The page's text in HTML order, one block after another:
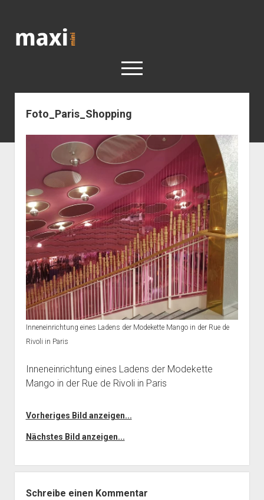
open
< work
Berlin
Reisen
Kunst
Geschichte
open
dropdown
menu
Geschichte der Stadt Berlin
Impressum
Foto_Paris_Shopping
Inneneinrichtung eines Ladens der Modekette Mango in der Rue de
Rivoli in Paris
Inneneinrichtung eines Ladens der Modekette
Mango in der Rue de Rivoli in Paris
Vorheriges Bild anzeigen...
Nächstes Bild anzeigen...
Schreibe einen Kommentar